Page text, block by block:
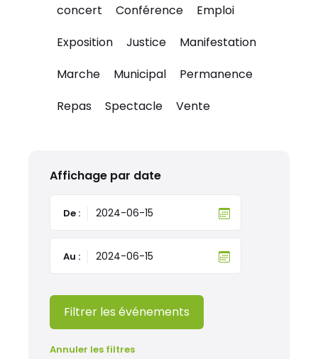
concert
Conférence
Emploi
Exposition
Justice
Manifestation
Marche
Municipal
Permanence
Repas
Spectacle Vente
Affichage par date
De :
Au :
Filtrer les événements
Annuler les filtres